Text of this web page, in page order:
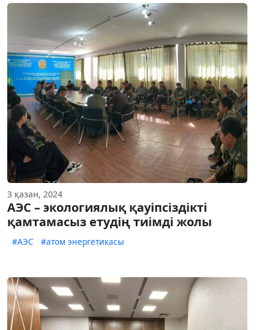
3 қазан, 2024
АЭС – экологиялық қауіпсіздікті
қамтамасыз етудің тиімді жолы
#АЭС #атом энергетикасы